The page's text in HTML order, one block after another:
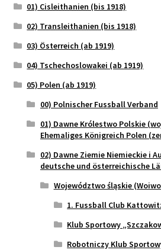
01) Cisleithanien (bis 1918)
02) Transleithanien (bis 1918)
03) Österreich (ab 1919)
04) Tschechoslowakei (ab 1919)
05) Polen (ab 1919)
00) Polnischer Fussball Verband
01) Dawne Królestwo Polskie
Ehemaliges Königreich Polen
02) Dawne Ziemie Niemieckie i
deutsche und österreichische
Województwo śląskie
1. Fussball Club
Klub Sportowy
Robotniczy Klub